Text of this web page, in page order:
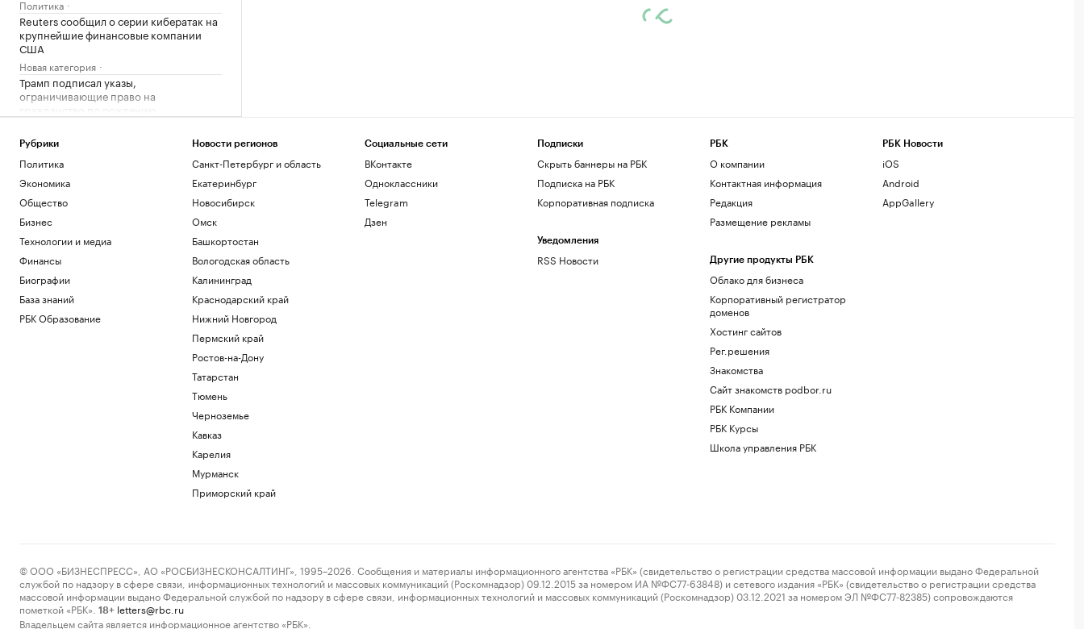
Политика
Reuters сообщил о серии кибератак на
крупнейшие финансовые компании
США
Новая категория
Трамп подписал указы,
ограничивающие право на
В Пензенской области ввели план
«Ковер»
Четыре человека погибли при взрыве в
автобусе в Сирии
Общество
В Африке поддержали Инфантино
после скандала с продажей прав ЧМ
Спорт
Запасы газа в Европе на минимуме. Что
будет зимой
Подписка на РБК
Экс-глава Mind Money признала вину
по «делу брокеров» о хищении ₽7 млрд
Гендиректор «ИжАвиа» объявил об
Рубрики
Политика
Экономика
Общество
Бизнес
Технологии и медиа
Финансы
Биографии
База знаний
РБК Образование
Новости регионов
Санкт-Петербург и область
Екатеринбург
Новосибирск
Омск
Башкортостан
Вологодская область
Калининград
Краснодарский край
Нижний Новгород
Пермский край
Ростов-на-Дону
Татарстан
Тюмень
Черноземье
Кавказ
Карелия
Мурманск
Приморский край
Социальные сети
ВКонтакте
Одноклассники
Telegram
Дзен
Подписки
Скрыть баннеры на РБК
Подписка на РБК
Корпоративная подписка
Уведомления
RSS Новости
РБК
О компании
Контактная информация
Редакция
Размещение рекламы
Другие продукты РБК
Облако для бизнеса
Корпоративный регистратор
доменов
Хостинг сайтов
Рег.решения
Знакомства
Сайт знакомств podbor.ru
РБК Компании
РБК Курсы
Школа управления РБК
РБК Новости
iOS
Android
AppGallery
© ООО «БИЗНЕСПРЕСС», АО «РОСБИЗНЕСКОНСАЛТИНГ», 1995–2026. Сообщения и материалы информационного агентства «РБК» (свидетельство о регистрации средства массовой информации выдано Федеральной
службой по надзору в сфере связи, информационных технологий и массовых коммуникаций (Роскомнадзор) 09.12.2015 за номером ИА №ФС77-63848) и сетевого издания «РБК» (свидетельство о регистрации средства
массовой информации выдано Федеральной службой по надзору в сфере связи, информационных технологий и массовых коммуникаций (Роскомнадзор) 03.12.2021 за номером ЭЛ №ФС77-82385) сопровождаются
пометкой «РБК».
18+ letters@rbc.ru
Владельцем сайта является информационное агентство «РБК».